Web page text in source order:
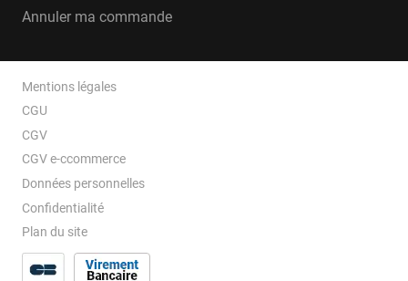
Annuler ma commande
Mentions légales
CGU
CGV
CGV e-ccommerce
Données personnelles
Confidentialité
Plan du site